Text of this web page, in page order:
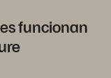
funcionan